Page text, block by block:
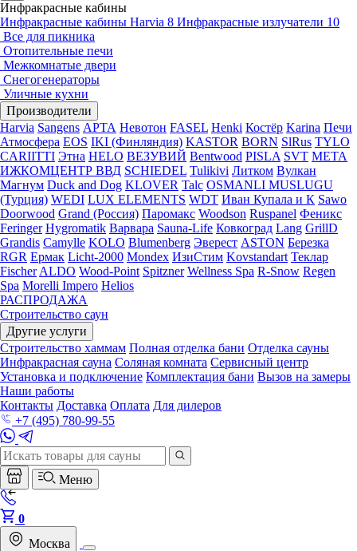
Инфракрасные кабины
Инфракрасные кабины Harvia 8 Инфракрасные излучатели 10
Все для пикника
Отопительные печи
Межкомнатые двери
Снегогенераторы
Уличные кухни
Производители
Harvia Sangens АРТА Невотон FASEL Henki Костёр Karina Печи
Атмосфера EOS IKI (Финляндия) KASTOR BORN SlRus TYLO
CARIITTI Этна HELO ВЕЗУВИЙ Bentwood PISLA SVT МЕТА
ИЖКОМЦЕНТР ВВД SCHIEDEL Tulikivi Литком Вулкан
Магнум Duck and Dog KLOVER Talc OSMANLI MUSLUGU
(Турция) WEDI LUX ELEMENTS WDT Иван Купала и К Sawo
Doorwood Grand (Россия) Паромакс Woodson Ruspanel Феникс
Feringer Hygromatik Варвара Sauna-Life Ковкоград Lang GrillD
Grandis Camylle KOLO Blumenberg Эверест ASTON Березка
RGR Ермак Licht-2000 Mondex ИзиСтим Kovstandart Теклар
Fischer ALDO Wood-Point Spitzner Wellness Spa R-Snow Regen
Spa Morelli Impero Helios
РАСПРОДАЖА
Строительство саун
Другие услуги
Строительство хаммам Полная отделка бани Отделка сауны
Инфракрасная сауна Соляная комната Сервисный центр
Установка и подключение Комплектация бани Вызов на замеры
Наши работы
Контакты Доставка Оплата Для дилеров
+7 (495) 780-99-55
Меню
0
Москва